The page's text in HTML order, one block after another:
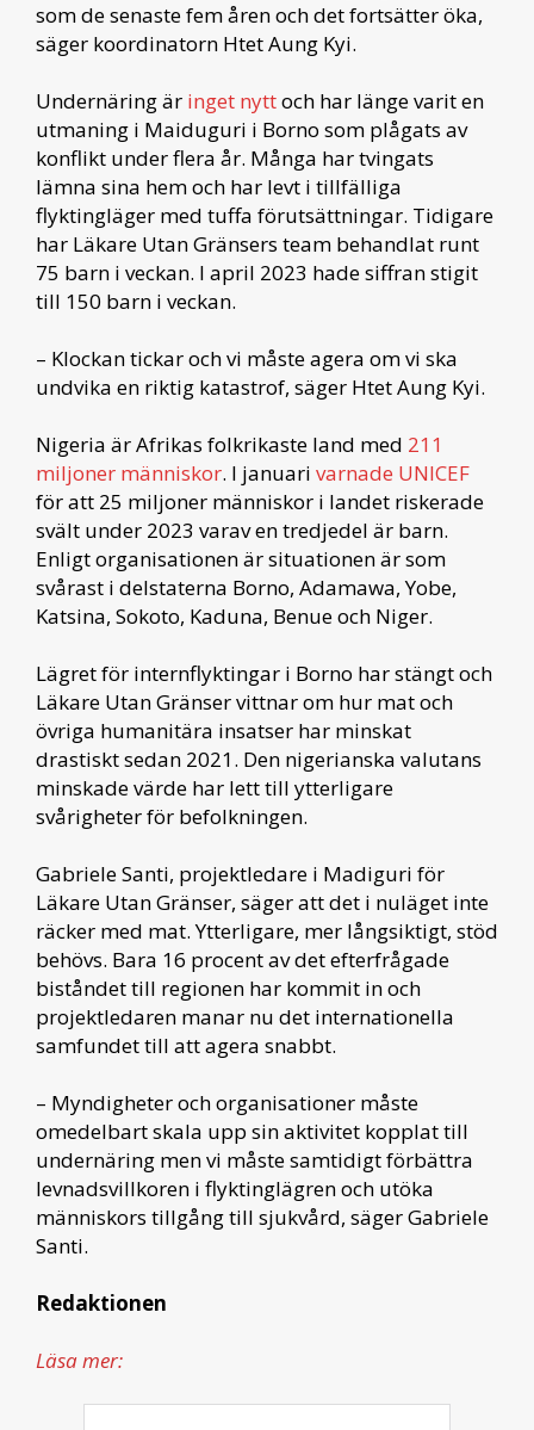
som de senaste fem åren och det fortsätter öka,
säger koordinatorn Htet Aung Kyi.
Undernäring är inget nyttoch har länge varit en
utmaning i Maiduguri i Borno som plågats av
konflikt under flera år. Många har tvingats
lämna sina hem och har levt i tillfälliga
flyktingläger med tuffa förutsättningar. Tidigare
har Läkare Utan Gränsers team behandlat runt
75 barn i veckan. I april 2023 hade siffran stigit
till 150 barn i veckan.
– Klockan tickar och vi måste agera om vi ska
undvika en riktig katastrof, säger Htet Aung Kyi.
Nigeria är Afrikas folkrikaste land med 211
miljoner människor. I januari varnade UNICEF
för att 25 miljoner människor i landet riskerade
svält under 2023 varav en tredjedel är barn.
Enligt organisationen är situationen är som
svårast i delstaterna Borno, Adamawa, Yobe,
Katsina, Sokoto, Kaduna, Benue och Niger.
Lägret för internflyktingar i Borno har stängt och
Läkare Utan Gränser vittnar om hur mat och
övriga humanitära insatser har minskat
drastiskt sedan 2021. Den nigerianska valutans
minskade värde har lett till ytterligare
svårigheter för befolkningen.
Gabriele Santi, projektledare i Madiguri för
Läkare Utan Gränser, säger att det i nuläget inte
räcker med mat. Ytterligare, mer långsiktigt, stöd
behövs. Bara 16 procent av det efterfrågade
biståndet till regionen har kommit in och
projektledaren manar nu det internationella
samfundet till att agera snabbt.
– Myndigheter och organisationer måste
omedelbart skala upp sin aktivitet kopplat till
undernäring men vi måste samtidigt förbättra
levnadsvillkoren i flyktinglägren och utöka
människors tillgång till sjukvård, säger Gabriele
Santi.
Redaktionen
Läsa mer: